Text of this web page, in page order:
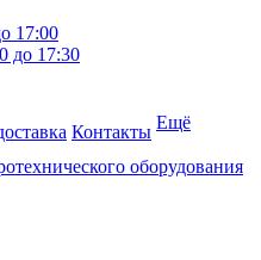
17:00
до 17:30
Контакты Ещё